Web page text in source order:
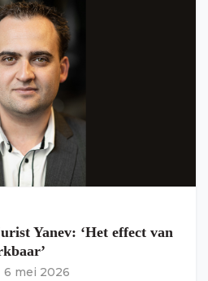
Yanev: ‘Het effect van
6 mei 2026